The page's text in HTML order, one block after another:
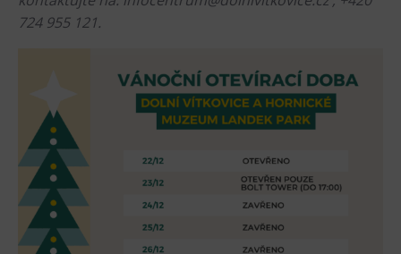
Heligonka
Lezecká stěna
Národní zemědělské muzeum
Fajna Dilna
FUTUREUM
Prohlídky
Dolní Vítkovice
724 955 121.